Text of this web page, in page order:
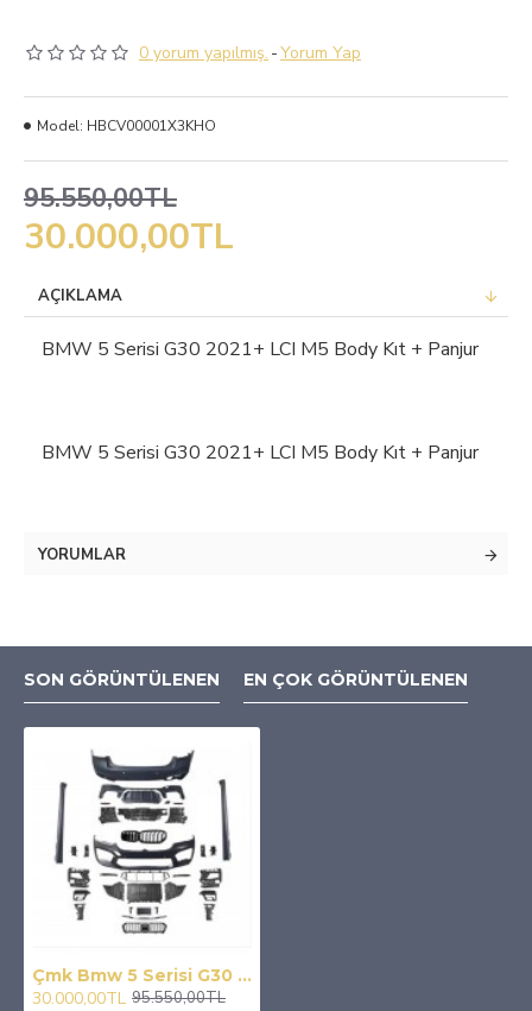
0 yorum yapılmış. -Yorum Yap
30.000,00TL
95.550,00TL
Model: HBCV00001X3KHO
AÇIKLAMA
BMW 5 Serisi G30 2021+ LCI M5 Body Kıt + Panjur
BMW 5 Serisi G30 2021+ LCI M5 Body Kıt + Panjur
YORUMLAR
SON GÖRÜNTÜLENEN EN ÇOK GÖRÜNTÜLENEN
Çmk Bmw 5 Serisi G30 2021+ Lcı M5 Body Kit + Panjur
30.000,00TL 95.550,00TL